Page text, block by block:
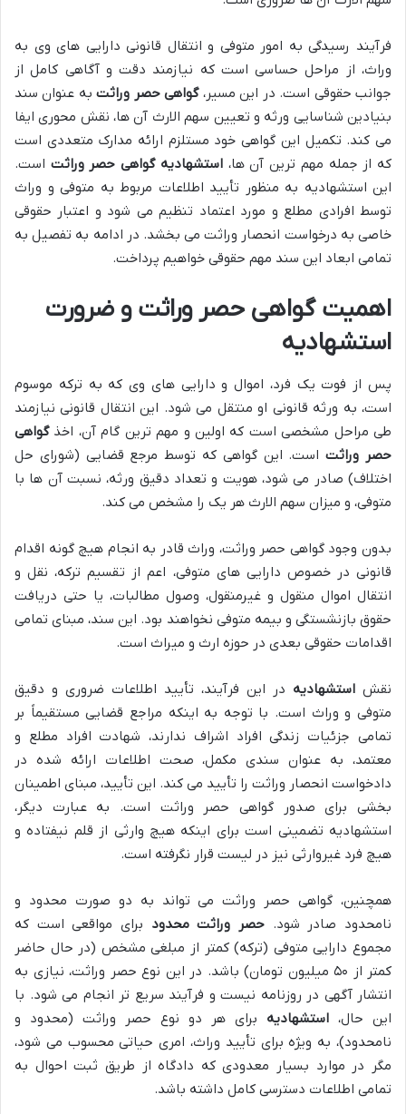
فرآیند رسیدگی به امور متوفی و انتقال قانونی دارایی های وی به
وراث، از مراحل حساسی است که نیازمند دقت و آگاهی کامل از
جوانب حقوقی است. در این مسیر،گواهی حصر وراثتبه عنوان سند
بنیادین شناسایی ورثه و تعیین سهم الارث آن ها، نقش محوری ایفا
می کند. تکمیل این گواهی خود مستلزم ارائه مدارک متعددی است
که از جمله مهم ترین آن ها،استشهادیه گواهی حصر وراثت است.
این استشهادیه به منظور تأیید اطلاعات مربوط به متوفی و وراث
توسط افرادی مطلع و مورد اعتماد تنظیم می شود و اعتبار حقوقی
خاصی به درخواست انحصار وراثت می بخشد. در ادامه به تفصیل به
تمامی ابعاد این سند مهم حقوقی خواهیم پرداخت.
اهمیت گواهی حصر وراثت و ضرورت
استشهادیه
پس از فوت یک فرد، اموال و دارایی های وی که به ترکه موسوم
است، به ورثه قانونی او منتقل می شود. این انتقال قانونی نیازمند
طی مراحل مشخصی است که اولین و مهم ترین گام آن، اخذگواهی
حصر وراثتاست. این گواهی که توسط مرجع قضایی (شورای حل
اختلاف) صادر می شود، هویت و تعداد دقیق ورثه، نسبت آن ها با
متوفی، و میزان سهم الارث هر یک را مشخص می کند.
بدون وجود گواهی حصر وراثت، وراث قادر به انجام هیچ گونه اقدام
قانونی در خصوص دارایی های متوفی، اعم از تقسیم ترکه، نقل و
انتقال اموال منقول و غیرمنقول، وصول مطالبات، یا حتی دریافت
حقوق بازنشستگی و بیمه متوفی نخواهند بود. این سند، مبنای تمامی
اقدامات حقوقی بعدی در حوزه ارث و میراث است.
نقش استشهادیه در این فرآیند، تأیید اطلاعات ضروری و دقیق
متوفی و وراث است. با توجه به اینکه مراجع قضایی مستقیماً بر
تمامی جزئیات زندگی افراد اشراف ندارند، شهادت افراد مطلع و
معتمد، به عنوان سندی مکمل، صحت اطلاعات ارائه شده در
دادخواست انحصار وراثت را تأیید می کند. این تأیید، مبنای اطمینان
بخشی برای صدور گواهی حصر وراثت است. به عبارت دیگر،
استشهادیه تضمینی است برای اینکه هیچ وارثی از قلم نیفتاده و
هیچ فرد غیروارثی نیز در لیست قرار نگرفته است.
همچنین، گواهی حصر وراثت می تواند به دو صورت محدود و
نامحدود صادر شود. حصر وراثت محدود برای مواقعی است که
مجموع دارایی متوفی (ترکه) کمتر از مبلغی مشخص (در حال حاضر
کمتر از ۵۰ میلیون تومان) باشد. در این نوع حصر وراثت، نیازی به
انتشار آگهی در روزنامه نیست و فرآیند سریع تر انجام می شود. با
این حال، استشهادیه برای هر دو نوع حصر وراثت (محدود و
نامحدود)، به ویژه برای تأیید وراث، امری حیاتی محسوب می شود،
مگر در موارد بسیار معدودی که دادگاه از طریق ثبت احوال به
تمامی اطلاعات دسترسی کامل داشته باشد.